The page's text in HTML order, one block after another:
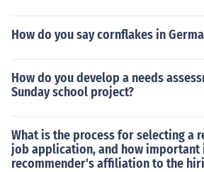
How do you say cornflakes in
How do you develop a needs
Sunday school project?
What is the process for selecting a
job application, and how important
recommender's affiliation to the